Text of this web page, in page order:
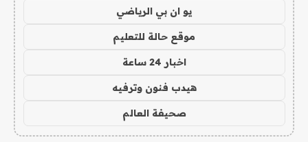
يو ان بي الرياضي
موقع حالة للتعليم
اخبار 24 ساعة
هيدب فنون وترفيه
صحيفة العالم